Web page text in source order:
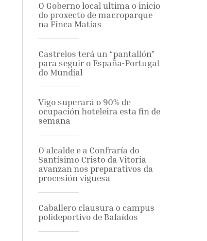
O Goberno local ultima o inicio
do proxecto de macroparque
na Finca Matías
Castrelos terá un “pantallón”
para seguir o España-Portugal
do Mundial
Vigo superará o 90% de
ocupación hoteleira esta fin de
semana
O alcalde e a Confraría do
Santísimo Cristo da Vitoria
avanzan nos preparativos da
procesión viguesa
Caballero clausura o campus
polideportivo de Balaídos